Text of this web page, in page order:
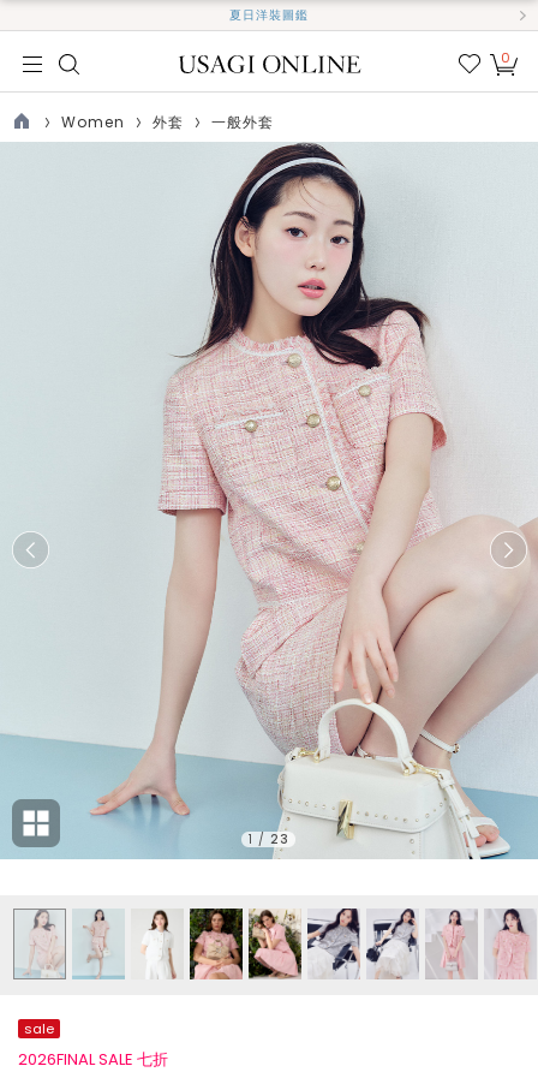
夏日洋裝圖鑑
我的
0
TOP
Women 外套 一般外套
1 / 23
sale
2026FINAL SALE 七折